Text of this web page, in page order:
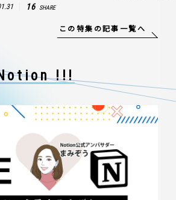
16 SHARE
この特集の記事一覧へ
!!!